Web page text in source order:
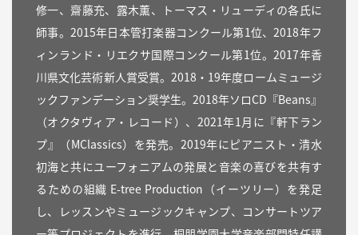
修一、齋藤充、露木薫、トーマス・リューディの各氏に
師事。2015年日本管打楽器コンクール第1位、2018年フ
ィンランド・リエクサ国際コンクール第1位。2017年香
川県文化芸術新人賞受賞。2018・19年度ロームミュージ
ックファンデーション奨学生。2018年ソロCD『Beans』
（オクタヴィア・レコード）、2021年1月に『軒下ラン
プ』（MClassics）を発売。2019年にピアニスト・清水
初海と共にユーフォニアムの発展と音楽の喜びを共有す
るための組織 E-tree Production（イーツリー）を発足
し、レッスンやミュージックキャンプ、コンサートツア